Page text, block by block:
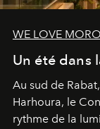
WE LOVE
Un été dans
Au sud de
Harhoura, le
rythme de la